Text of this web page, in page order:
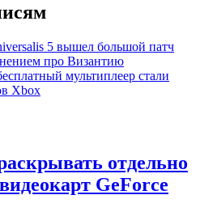
5 вышел большой патч
про Византию
мультиплеер стали
Xbox
отдельно
GeForce